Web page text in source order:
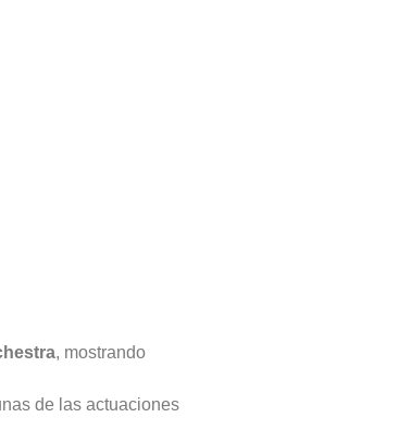
, mostrando
de las actuaciones